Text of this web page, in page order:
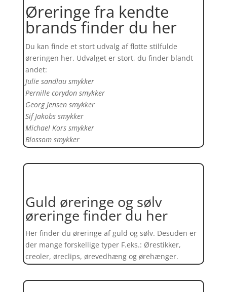
Øreringe fra kendte
brands finder du her
Du kan finde et stort udvalg af flotte stilfulde
øreringen her. Udvalget er stort, du finder blandt
andet:
Julie sandlau smykker
Pernille corydon smykker
Georg Jensen smykker
Sif Jakobs smykker
Michael Kors smykker
Blossom smykker
Guld øreringe og sølv
øreringe finder du her
Her finder du øreringe af guld og sølv. Desuden er
der mange forskellige typer F.eks.: Ørestikker,
creoler, øreclips, ørevedhæng og ørehænger.